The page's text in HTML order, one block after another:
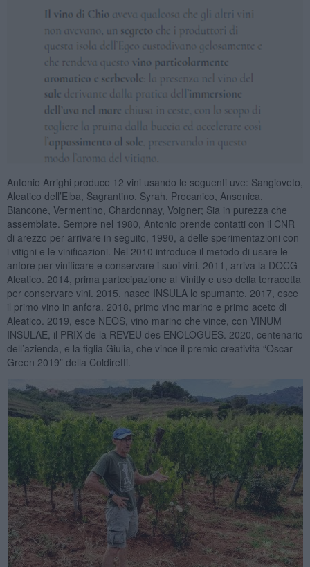
Antonio Arrighi produce 12 vini usando le seguenti uve: Sangioveto,
Aleatico dell’Elba, Sagrantino, Syrah, Procanico, Ansonica,
Biancone, Vermentino, Chardonnay, Voigner; Sia in purezza che
assemblate. Sempre nel 1980, Antonio prende contatti con il CNR
di arezzo per arrivare in seguito, 1990, a delle sperimentazioni con
i vitigni e le vinificazioni. Nel 2010 introduce il metodo di usare le
anfore per vinificare e conservare i suoi vini. 2011, arriva la DOCG
Aleatico. 2014, prima partecipazione al Vinitly e uso della terracotta
per conservare vini. 2015, nasce INSULA lo spumante. 2017, esce
il primo vino in anfora. 2018, primo vino marino e primo aceto di
Aleatico. 2019, esce NEOS, vino marino che vince, con VINUM
INSULAE, il PRIX de la REVEU des ENOLOGUES. 2020, centenario
dell’azienda, e la figlia Giulia, che vince il premio creatività “Oscar
Green 2019” della Coldiretti.